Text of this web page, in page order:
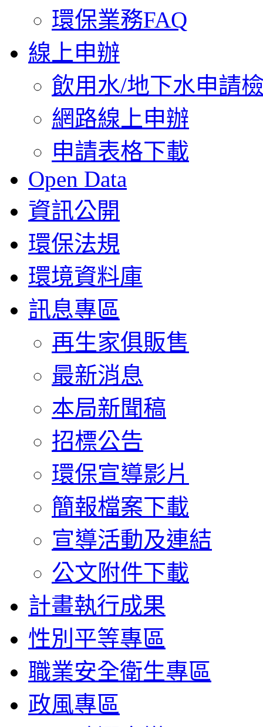
環保業務FAQ
線上申辦
飲用水/地下水申請
網路線上申辦
申請表格下載
Open Data
資訊公開
環保法規
環境資料庫
訊息專區
再生家俱販售
最新消息
本局新聞稿
招標公告
環保宣導影片
簡報檔案下載
宣導活動及連結
公文附件下載
計畫執行成果
性別平等專區
職業安全衛生專區
政風專區